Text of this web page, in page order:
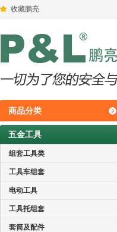
收藏鹏亮
商品分类
五金工具
组套工具类
工具车组套
电动工具
工具托组套
套筒及配件